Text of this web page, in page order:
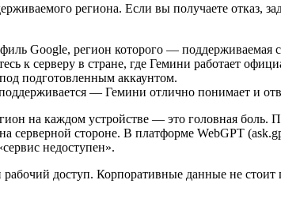
региона. Если вы получаете отказ,
Google, регион которого — поддерживаемая
к серверу в стране, где Гемини работает
подготовленным аккаунтом.
— Гемини отлично понимает и
на каждом устройстве — это головная
серверной стороне. В платформе WebGPT
недоступен».
рабочий доступ. Корпоративные данные не